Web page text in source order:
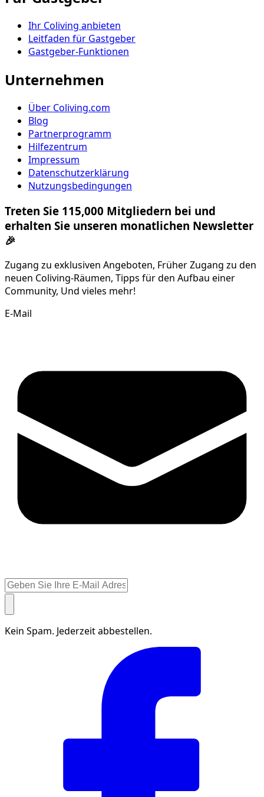
Ihr Coliving anbieten
Leitfaden für Gastgeber
Gastgeber-Funktionen
Unternehmen
Über Coliving.com
Blog
Partnerprogramm
Hilfezentrum
Impressum
Datenschutzerklärung
Nutzungsbedingungen
Treten Sie 115,000 Mitgliedern bei und
erhalten Sie unseren monatlichen Newsletter
🎉
Zugang zu exklusiven Angeboten, Früher Zugang zu den
neuen Coliving-Räumen, Tipps für den Aufbau einer
Community, Und vieles mehr!
E-Mail
Kein Spam. Jederzeit abbestellen.